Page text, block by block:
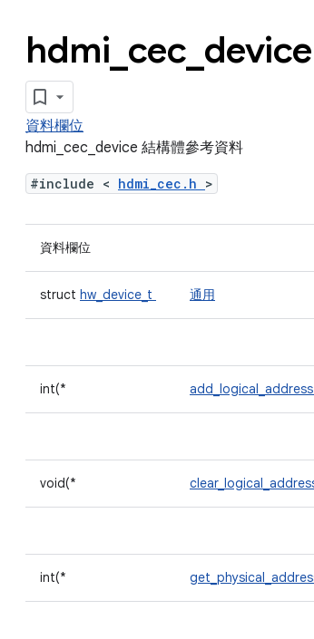
hdmi cec
資料欄位
hdmi_cec_device 結構體參考資料
#include < hdmi_cec.h >
資料欄位
struct hw_device_t 通用
int(* add_logical_address
void(*
int(*